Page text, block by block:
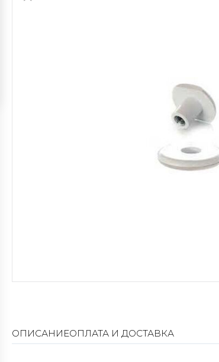
ОПИСАНИЕОПЛАТА И ДОСТАВКА